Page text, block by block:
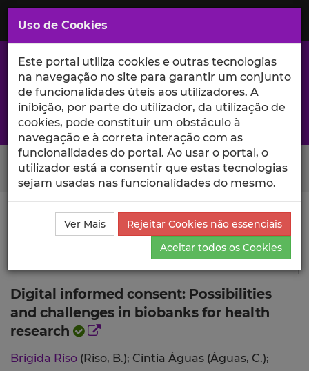
Saltar
para
Conteúdo
Principal
A excelência da investigação e ciência no Iscte
Search Button
Ciência_Iscte Publicações
Descrição Detalhada da
Publicação
Digital informed consent: Possibilities
and challenges in biobanks for health
research
Brígida Riso (Riso, B.); Cíntia Águas (Águas, C.);
Uso de Cookies
Este portal utiliza cookies e outras tecnologias
na navegação no site para garantir um conjunto
de funcionalidades úteis aos utilizadores. A
inibição, por parte do utilizador, da utilização de
cookies, pode constituir um obstáculo à
navegação e à correta interação com as
funcionalidades do portal. Ao usar o portal, o
utilizador está a consentir que estas tecnologias
sejam usadas nas funcionalidades do mesmo.
Ver Mais
Rejeitar Cookies não essenciais
Aceitar todos os Cookies